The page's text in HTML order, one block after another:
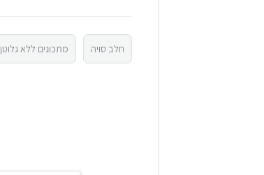
3
חלב סויה מתכונים ללא גלוטן